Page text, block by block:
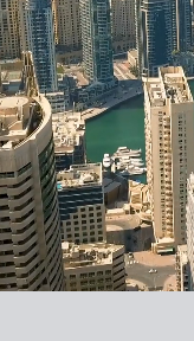
MERIVA BY
ELLINGTON